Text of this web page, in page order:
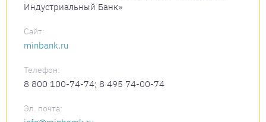
Индустриальный Банк»
Сайт:
minbank.ru
Телефон:
8 800 100-74-74; 8 495 74-00-74
Эл. почта: